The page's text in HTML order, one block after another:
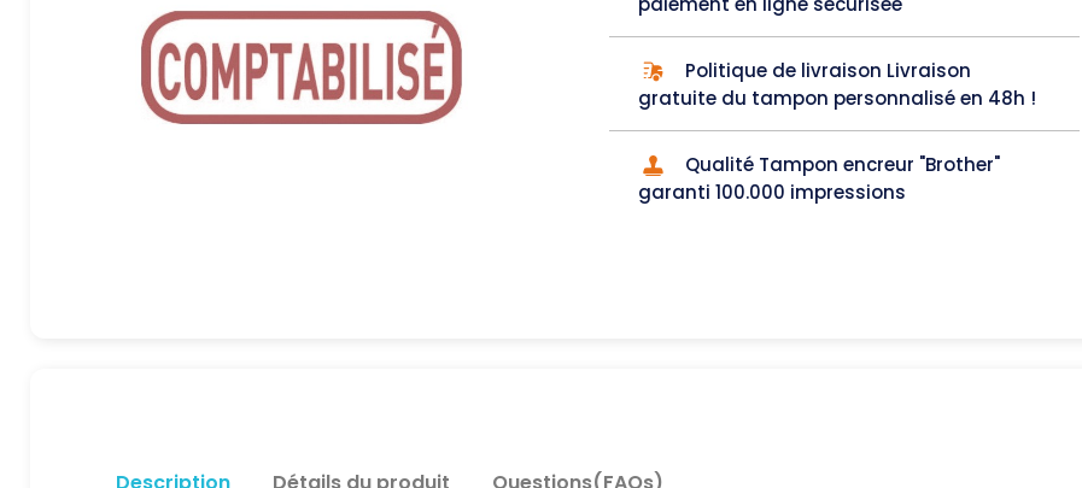
Politique de livraison Livraison
gratuite du tampon personnalisé en 48h !
Qualité Tampon encreur "Brother"
garanti 100.000 impressions
Description Détails du produit Questions(FAQs)